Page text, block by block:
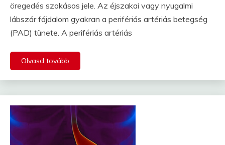
öregedés szokásos jele. Az éjszakai vagy nyugalmi
lábszár fájdalom gyakran a perifériás artériás betegség
(PAD) tünete. A perifériás artériás
Olvasd tovább